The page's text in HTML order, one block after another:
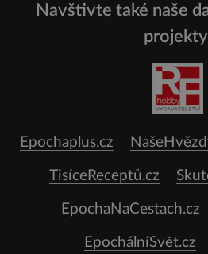
Navštivte také naše
Epochaplus.cz
TisíceReceptů.cz
EpochaNaCestach.cz
EpochálníSvět.cz